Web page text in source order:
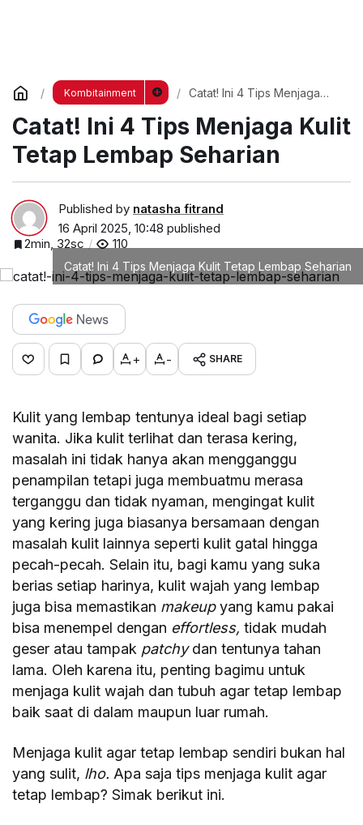
Kombitainment
Catat! Ini 4 Tips Menjaga
Catat! Ini 4 Tips Menjaga Kulit
Tetap Lembap Seharian
Published by natasha fitrand
16 April 2025, 10:48 published
2min, 32sc
110
Catat! Ini 4 Tips Menjaga Kulit Tetap Lembap Seharian
+ - SHARE
Kulit yang lembap tentunya ideal bagi setiap
wanita. Jika kulit terlihat dan terasa kering,
masalah ini tidak hanya akan mengganggu
penampilan tetapi juga membuatmu merasa
terganggu dan tidak nyaman, mengingat kulit
yang kering juga biasanya bersamaan dengan
masalah kulit lainnya seperti kulit gatal hingga
pecah-pecah. Selain itu, bagi kamu yang suka
berias setiap harinya, kulit wajah yang lembap
juga bisa memastikan makeupyang kamu pakai
bisa menempel dengan effortless,tidak mudah
geser atau tampak patchydan tentunya tahan
lama. Oleh karena itu, penting bagimu untuk
menjaga kulit wajah dan tubuh agar tetap lembap
baik saat di dalam maupun luar rumah.
Menjaga kulit agar tetap lembap sendiri bukan hal
yang sulit, lho. Apa saja tips menjaga kulit agar
tetap lembap? Simak berikut ini.